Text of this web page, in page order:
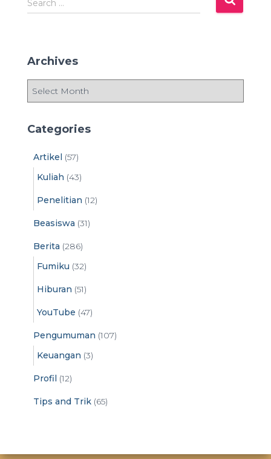
e
h
f
r
Search …
Archives
h
Categories
Artikel (57)
Kuliah (43)
Penelitian (12)
Beasiswa (31)
Berita (286)
Fumiku (32)
Hiburan (51)
YouTube (47)
Pengumuman (107)
Keuangan (3)
Profil (12)
Tips and Trik (65)